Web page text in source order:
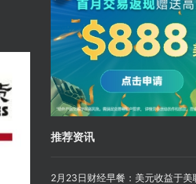
推荐资讯
2月23日财经早餐：美元收益于美